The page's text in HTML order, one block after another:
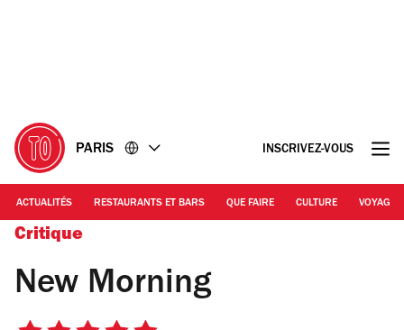
PARIS INSCRIVEZ-VOUS
ACTUALITÉS RESTAURANTS ET BARS QUE FAIRE CULTURE VOYAGE
Critique
New Morning